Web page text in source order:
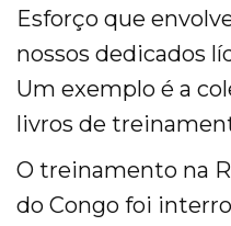
Accelerate
Pray
Get Involved
Get Involved
Disciple Makers
Esforço que
nossos dedicados
Um exemplo é a
livros de
O treinamento na
do Congo foi